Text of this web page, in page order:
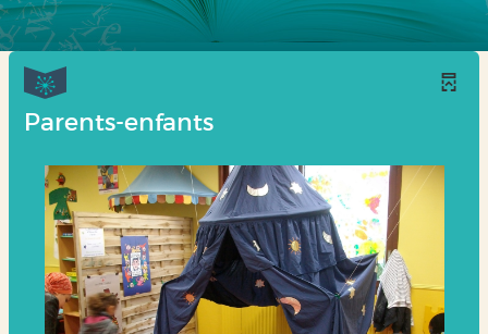
Parents-enfants